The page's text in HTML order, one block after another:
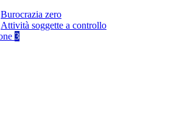
Burocrazia zero
Attività soggette a controllo
3